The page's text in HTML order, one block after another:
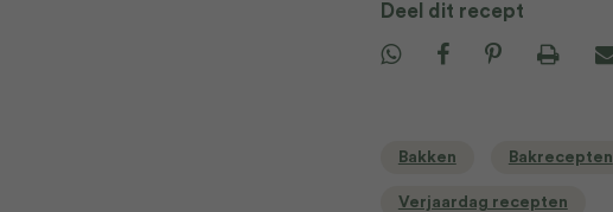
Deel dit recept
Bakken Bakrecepten
Verjaardag recepten